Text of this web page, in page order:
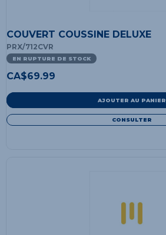
COUVERT COUSSINE DELUXE
PRX/712CVR
EN RUPTURE DE STOCK
CA$69.99
AJOUTER AU PANIER
CONSULTER